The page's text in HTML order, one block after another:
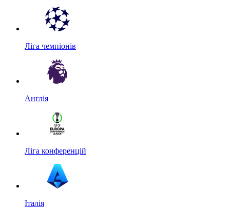
Ліга чемпіонів
Англія
Ліга конференцій
Італія